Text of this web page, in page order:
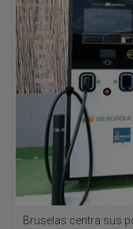
Bruselas centra sus